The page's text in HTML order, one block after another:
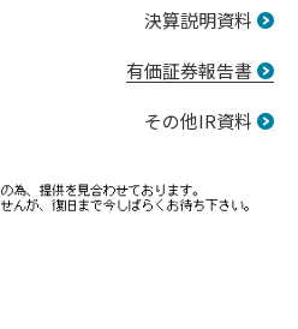
決算説明資料
有価証券報告書
その他IR資料